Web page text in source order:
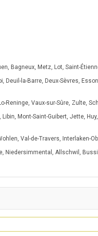
Bagneux, Metz, Lot, Saint-
Deuil-la-Barre, Deux-Sèvres,
Reninge, Vaux-sur-Sûre, Zulte,
Mont-Saint-Guibert, Jette,
Val-de-Travers, Interlaken-
Niedersimmental, Allschwil,